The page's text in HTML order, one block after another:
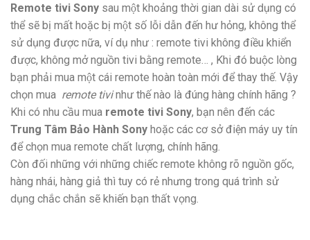
Remote tivi Sony sau một khoảng thời gian dài sử dụng có
thể sẽ bị mất hoặc bị một số lỗi dẫn đến hư hỏng, không thể
sử dụng được nữa, ví dụ như : remote tivi không điều khiển
được, không mở nguồn tivi bằng remote… , Khi đó buộc lòng
bạn phải mua một cái remote hoàn toàn mới để thay thế. Vậy
chọn mua remote tivinhư thế nào là đúng hàng chính hãng ?
Khi có nhu cầu mua remote tivi Sony, bạn nên đến các
Trung Tâm Bảo Hành Sony hoặc các cơ sở điện máy uy tín
để chọn mua remote chất lượng, chính hãng.
Còn đối những với những chiếc remote không rõ nguồn gốc,
hàng nhái, hàng giả thì tuy có rẻ nhưng trong quá trình sử
dụng chắc chắn sẽ khiến bạn thất vọng.